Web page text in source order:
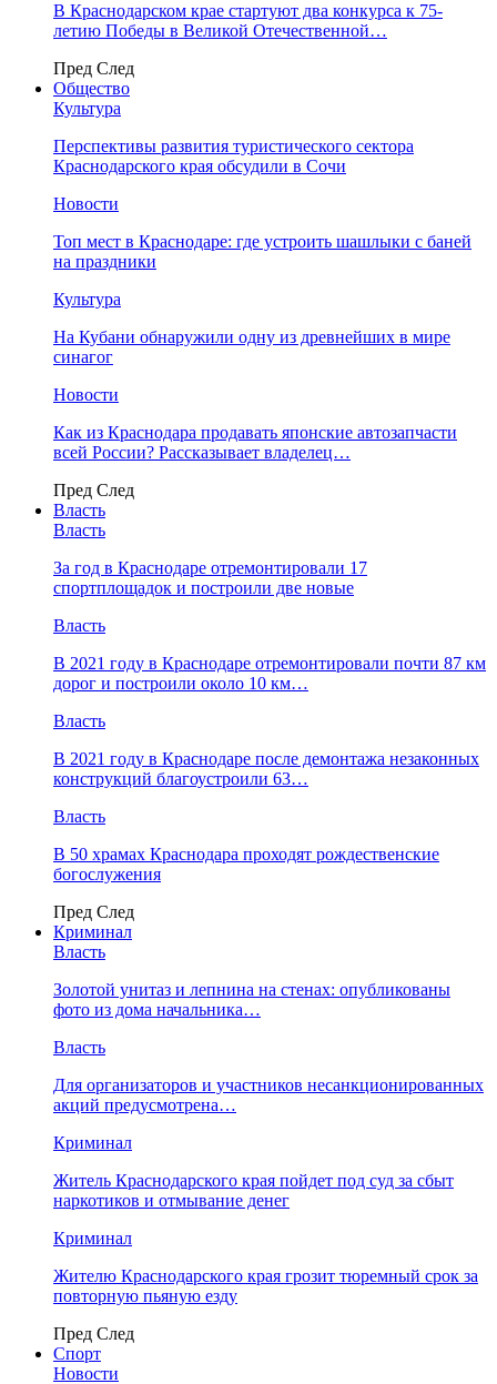
В Краснодарском крае стартуют два конкурса к 75-
летию Победы в Великой Отечественной…
Пред След
Общество
Культура
Перспективы развития туристического сектора
Краснодарского края обсудили в Сочи
Новости
Топ мест в Краснодаре: где устроить шашлыки с баней
на праздники
Культура
На Кубани обнаружили одну из древнейших в мире
синагог
Новости
Как из Краснодара продавать японские автозапчасти
всей России? Рассказывает владелец…
Пред След
Власть
Власть
За год в Краснодаре отремонтировали 17
спортплощадок и построили две новые
Власть
В 2021 году в Краснодаре отремонтировали почти 87 км
дорог и построили около 10 км…
Власть
В 2021 году в Краснодаре после демонтажа незаконных
конструкций благоустроили 63…
Власть
В 50 храмах Краснодара проходят рождественские
богослужения
Пред След
Криминал
Власть
​Золотой унитаз и лепнина на стенах: опубликованы
фото из дома начальника…
Власть
Для организаторов и участников несанкционированных
акций предусмотрена…
Криминал
Житель Краснодарского края пойдет под суд за сбыт
наркотиков и отмывание денег
Криминал
Жителю Краснодарского края грозит тюремный срок за
повторную пьяную езду
Пред След
Спорт
Новости